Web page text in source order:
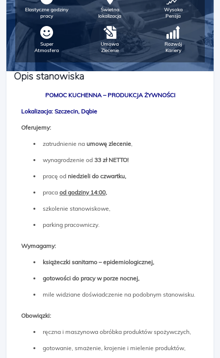
Elastyczne godziny
pracy
Świetna
lokalizacja
Wysoka
Pensja
Super
Atmosfera
Umowa
Zlecenie
Rozwój
Kariery
Opis stanowiska
POMOC KUCHENNA – PRODUKCJA ŻYWNOŚCI
Lokalizacja: Szczecin, Dąbie
Oferujemy:
zatrudnienie na umowę zlecenie,
wynagrodzenie od 33 zł NETTO!
pracę od niedzieli do czwartku,
praca od godziny 14:00,
szkolenie stanowiskowe,
parking pracowniczy.
Wymagamy:
książeczki sanitarno – epidemiologicznej,
gotowości do pracy w porze nocnej,
mile widziane doświadczenie na podobnym stanowisku.
Obowiązki:
ręczna i maszynowa obróbka produktów spożywczych,
gotowanie, smażenie, krojenie i mielenie produktów,